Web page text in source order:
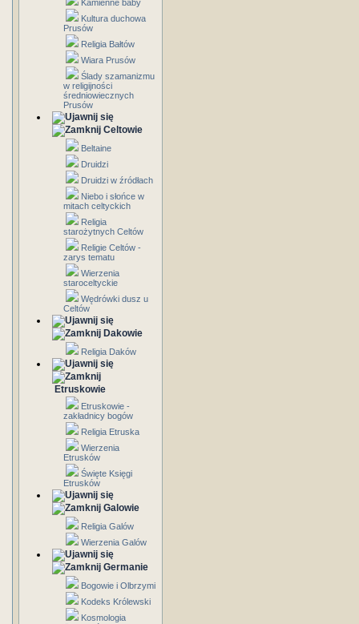
Kamienne baby
Kultura duchowa
Prusów
Religia Bałtów
Wiara Prusów
Ślady szamanizmu
w religijności
średniowiecznych
Prusów
Celtowie
Beltaine
Druidzi
Druidzi w źródłach
Niebo i słońce w
mitach celtyckich
Religia
starożytnych Celtów
Religie Celtów -
zarys tematu
Wierzenia
staroceltyckie
Wędrówki dusz u
Celtów
Dakowie
Religia Daków
Etruskowie
Etruskowie -
zakładnicy bogów
Religia Etruska
Wierzenia
Etrusków
Święte Księgi
Etrusków
Galowie
Religia Galów
Wierzenia Galów
Germanie
Bogowie i Olbrzymi
Kodeks Królewski
Kosmologia